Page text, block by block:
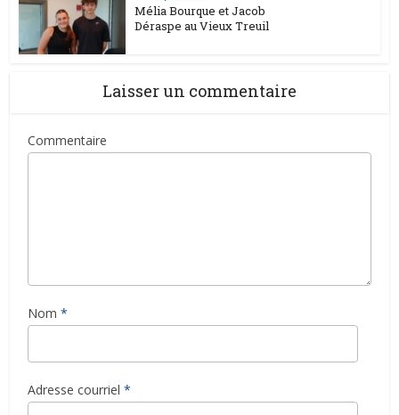
Mélia Bourque et Jacob
Déraspe au Vieux Treuil
Laisser un commentaire
Commentaire
Nom *
Adresse courriel *